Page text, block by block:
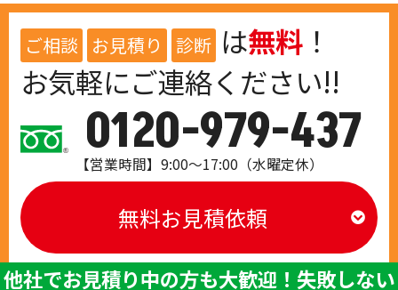
ご相談 お見積り 診断 は無料 ！
お気軽にご連絡ください!!
0120-979-437
【営業時間】9:00～17:00（水曜定休）
無料お見積依頼
他社でお見積り中の方も大歓迎！失敗しない